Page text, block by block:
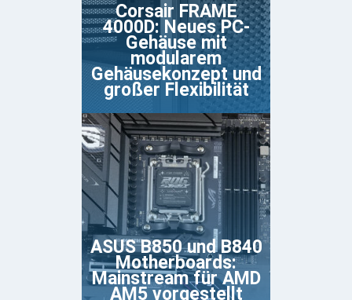
Corsair FRAME
4000D: Neues PC-
Gehäuse mit
modularem
Gehäusekonzept und
großer Flexibilität
ASUS B850 und B840
Motherboards:
Mainstream für AMD
AM5 vorgestellt